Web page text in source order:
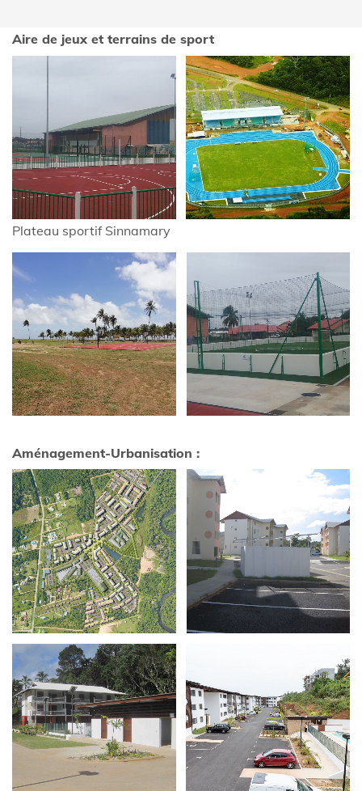
Aire de jeux et terrains de sport
Plateau sportif Sinnamary
Aménagement-Urbanisation :